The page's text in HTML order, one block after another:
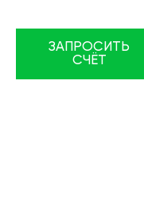
ЗАПРОСИТЬ
СЧЁТ